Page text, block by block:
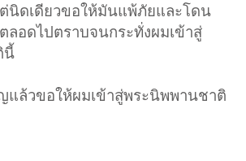
นิดเดียวขอให้มันแพ้ภัยและโดน
ลอดไปตราบจนกระทั่งผมเข้าสู่
นี้
ล้วขอให้ผมเข้าสู่พระนิพพานชาติ